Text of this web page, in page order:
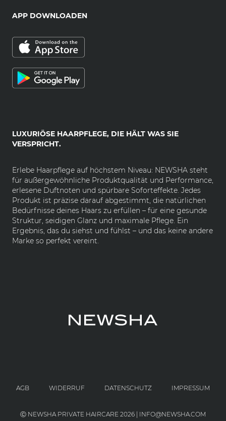
LUXURIÖSE HAARPFLEGE, DIE HÄLT WAS SIE
VERSPRICHT.
Erlebe Haarpflege auf höchstem Niveau: NEWSHA steht
für außergewöhnliche Produktqualität und Performance,
erlesene Duftnoten und spürbare Soforteffekte. Jedes
Produkt ist präzise darauf abgestimmt, die natürlichen
Bedürfnisse deines Haars zu erfüllen – für eine gesunde
Struktur, seidigen Glanz und maximale Pflege. Ein
Ergebnis, das du siehst und fühlst – und das keine andere
Marke so perfekt vereint.
APP DOWNLOADEN
Ⓒ NEWSHA PRIVATE HAIRCARE 2026 | INFO@NEWSHA.COM
AGB WIDERRUF DATENSCHUTZ IMPRESSUM